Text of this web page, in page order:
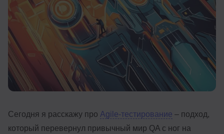
Сегодня я расскажу про Agile-тестирование – подход,
который перевернул привычный мир QA с ног на
Soft Skills
ДПО
Детям
Акции и промокоды
Рейтинг онлайн-школ